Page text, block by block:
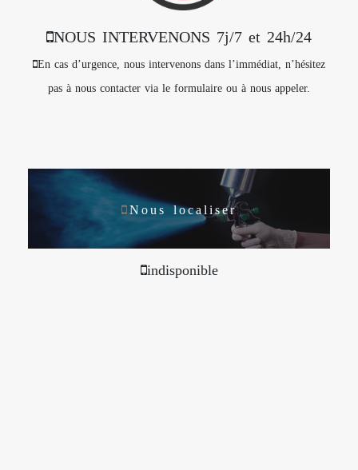
NOUS INTERVENONS 7j/7 et 24h/24
En cas d’urgence, nous intervenons dans l’immédiat, n’hésitez
pas à nous contacter via le formulaire ou à nous appeler.
Nous localiser
indisponible